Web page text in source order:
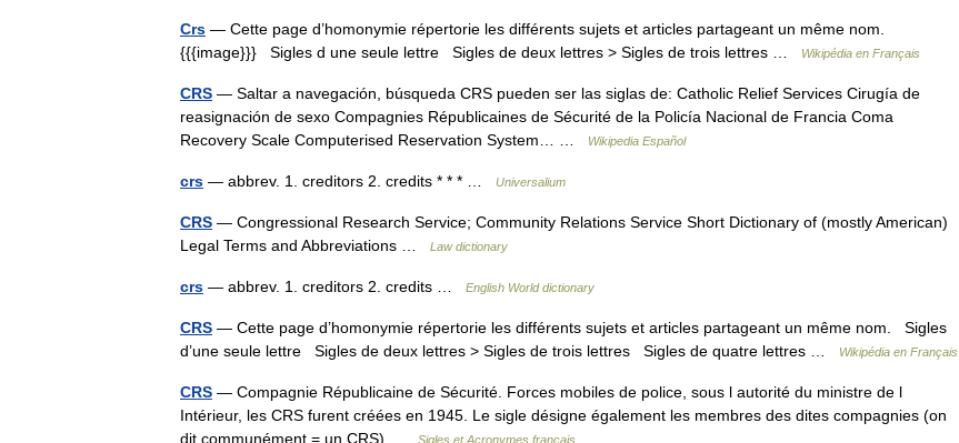
Crs — Cette page d’homonymie répertorie les différents sujets et articles partageant un même nom.
{{{image}}} Sigles d une seule lettre Sigles de deux lettres > Sigles de trois lettres …
Wikipédia en Français
CRS — Saltar a navegación, búsqueda CRS pueden ser las siglas de: Catholic Relief Services Cirugía de
reasignación de sexo Compagnies Républicaines de Sécurité de la Policía Nacional de Francia Coma
Recovery Scale Computerised Reservation System… …
Wikipedia Español
crs — abbrev. 1. creditors 2. credits * * * … Universalium
CRS — Congressional Research Service; Community Relations Service Short Dictionary of (mostly American)
Legal Terms and Abbreviations …
Law dictionary
crs — abbrev. 1. creditors 2. credits … English World dictionary
CRS — Cette page d’homonymie répertorie les différents sujets et articles partageant un même nom. Sigles
d’une seule lettre Sigles de deux lettres > Sigles de trois lettres Sigles de quatre lettres …
Wikipédia en Français
CRS — Compagnie Républicaine de Sécurité. Forces mobiles de police, sous l autorité du ministre de l
Intérieur, les CRS furent créées en 1945. Le sigle désigne également les membres des dites compagnies (on
dit communément = un CRS) …
Sigles et Acronymes francais